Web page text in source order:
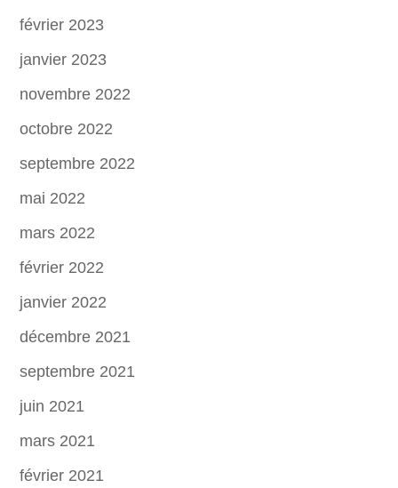
février 2023
janvier 2023
novembre 2022
octobre 2022
septembre 2022
mai 2022
mars 2022
février 2022
janvier 2022
décembre 2021
septembre 2021
juin 2021
mars 2021
février 2021